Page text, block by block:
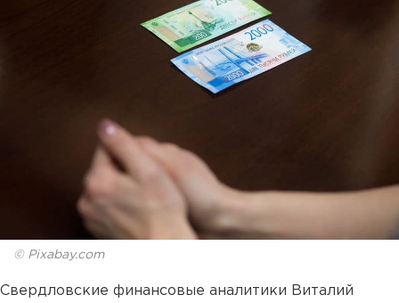
© Pixabay.com
Свердловские финансовые аналитики Виталий